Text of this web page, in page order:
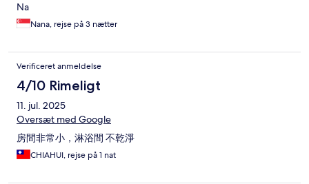
Na
Nana, rejse på 3 nætter
Verificeret anmeldelse
4/10 Rimeligt
11. jul. 2025
Oversæt med Google
房間非常小，淋浴間 不乾淨
CHIAHUI, rejse på 1 nat